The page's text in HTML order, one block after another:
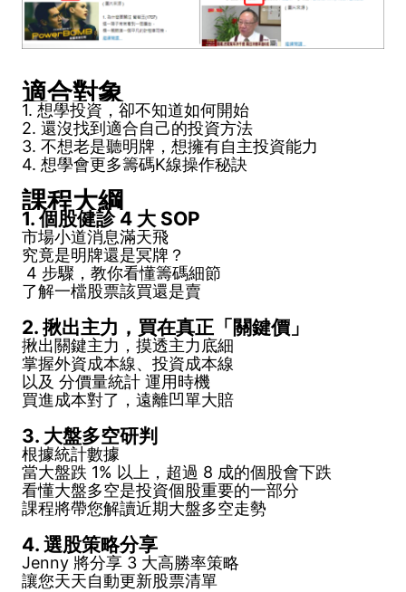
適合對象
1. 想學投資，卻不知道如何開始
2. 還沒找到適合自己的投資方法
3. 不想老是聽明牌，想擁有自主投資能力
4. 想學會更多籌碼K線操作秘訣
課程大綱
1. 個股健診 4 大 SOP
市場小道消息滿天飛
究竟是明牌還是冥牌？
4 步驟，教你看懂籌碼細節
了解一檔股票該買還是賣
2. 揪出主力，買在真正「關鍵價」
揪出關鍵主力，摸透主力底細
掌握外資成本線、投資成本線
以及 分價量統計 運用時機
買進成本對了，遠離凹單大賠
3. 大盤多空研判
根據統計數據
當大盤跌 1% 以上，超過 8 成的個股會下跌
看懂大盤多空是投資個股重要的一部分
課程將帶您解讀近期大盤多空走勢
4. 選股策略分享
Jenny 將分享 3 大高勝率策略
讓您天天自動更新股票清單